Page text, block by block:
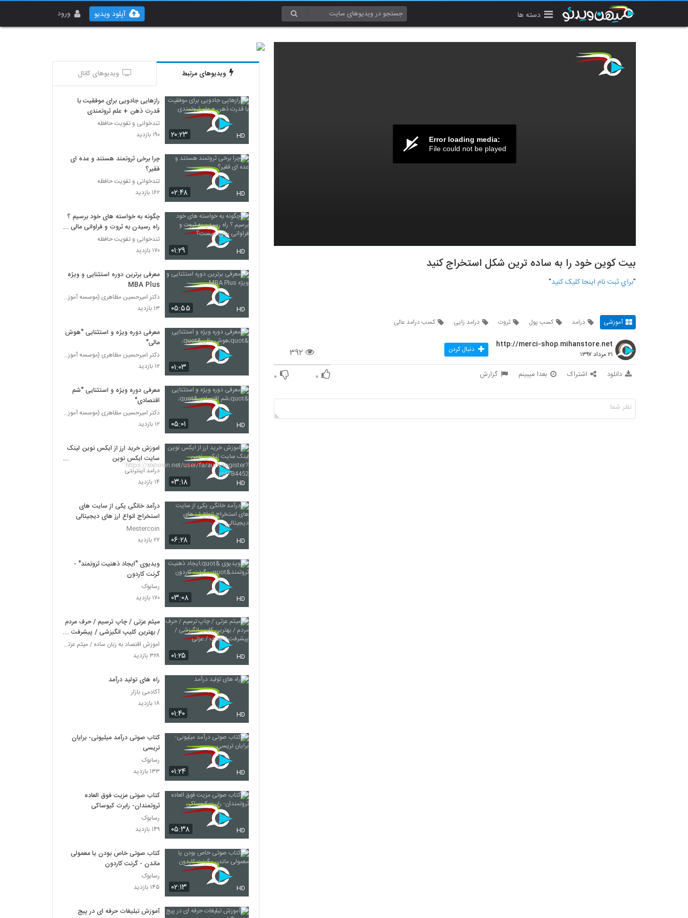
دسته ها ورود آپلود ویدیو
Error loading media:
File could not be played
بیت کوین خود را به ساده ترین شکل استخراج کنید
"براي ثبت نام اينجا کليک کنيد"
آموزشی درامد کسب پول ثروت درامد زایی کسب درامد عالی
۳۹۲
http://merci-shop.mihanstore.net
۲۱ مرداد ۱۳۹۷ دنبال کردن
دانلود اشتراک بعدا میبینم گزارش ۰ ۰
ویدیوهای مرتبط ویدیوهای کانال
۲۰:۲۳ HD
رازهایی جادویی برای موفقیت با
قدرت ذهن + علم ثروتمندی
تندخوانی و تقویت حافظه
۱۹۰ بازدید
۰۲:۴۸ HD
چرا برخی ثروتمند هستند و عده ای
فقیر؟
تندخوانی و تقویت حافظه
۱۶۲ بازدید
۰۱:۲۹ HD
چگونه به خواسته های خود برسیم ؟
راه رسیدن به ثروت و فراوانی مالی
چیست؟
تندخوانی و تقویت حافظه
۱۷۰ بازدید
۰۵:۵۵ HD
معرفی برترین دوره استثنایی و ویژه
MBA Plus
دکتر امیرحسین مظاهری (موسسه آموزش عالی ثروت آفرینا
۱۳ بازدید
۰۱:۰۳
معرفی دوره ویژه و استثنایی "هوش
مالی"
دکتر امیرحسین مظاهری (موسسه آموزش عالی ثروت آفرینا
۱۲ بازدید
۰۵:۰۱ HD
معرفی دوره ویژه و استثنایی "شم
اقتصادی"
دکتر امیرحسین مظاهری (موسسه آموزش عالی ثروت آفرینا
۱۲ بازدید
۰۳:۱۸ HD
اموزش خرید ارز از ایکس نوین لینک
سایت ایکس نوین
https://exnovin.net/user/fa/a
uth/register?ref=84452
درامد اینترنتی
۱۴ بازدید
۰۶:۲۸ HD
درآمد خانگی یکی از سایت های
استخراج انواع ارز های دیجیتالی
Mestercoin
۲۲ بازدید
۰۳:۰۸ HD
ویدیوی "ایجاد ذهنیت ثروتمند" -
گرنت کاردون
رسابوک
۱۷۰ بازدید
۰۱:۲۵ HD
میثم عزتی / چاپ ترسیم / حرف مردم
/ بهترین کلیپ انگیزشی / پیشرفت /
هدف / عزتی
اموزش اقتصاد به زبان ساده / میثم عزتی / کلیپ های ا
۳۲۸ بازدید
۰۱:۴۰ HD
راه های تولید درآمد
آکادمی بازار
۱۸ بازدید
۰۱:۲۴ HD
کتاب صوتی درآمد میلیونی- برایان
تریسی
رسابوک
۱۳۳ بازدید
۰۵:۳۸ HD
کتاب صوتی مزیت فوق العاده
ثروتمندان- رابرت کیوساکی
رسابوک
۱۴۹ بازدید
۰۲:۱۳ HD
کتاب صوتی خاص بودن یا معمولی
ماندن - گرنت کاردون
رسابوک
۱۴۵ بازدید
آموزش تبلیغات حرفه ای در پیج